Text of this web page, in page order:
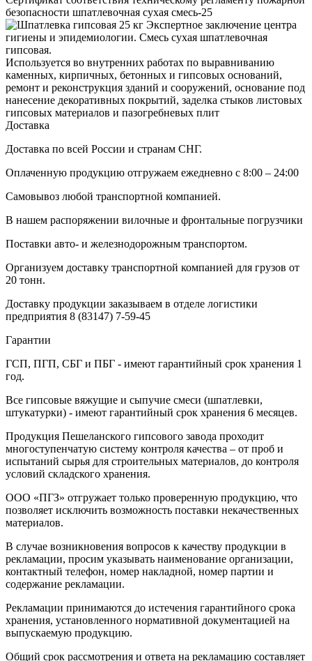
безопасности шпатлевочная сухая смесь-25
Экспертное заключение центра
гигиены и эпидемиологии. Смесь сухая шпатлевочная
гипсовая.
Используется во внутренних работах по выравниванию
каменных, кирпичных, бетонных и гипсовых оснований,
ремонт и реконструкция зданий и сооружений, основание под
нанесение декоративных покрытий, заделка стыков листовых
гипсовых материалов и пазогребневых плит
Доставка
Доставка по всей России и странам СНГ.
Оплаченную продукцию отгружаем ежедневно с 8:00 – 24:00
Самовывоз любой транспортной компанией.
В нашем распоряжении вилочные и фронтальные погрузчики
Поставки авто- и железнодорожным транспортом.
Организуем доставку транспортной компанией для грузов от
20 тонн.
Доставку продукции заказываем в отделе логистики
предприятия 8 (83147) 7-59-45
Гарантии
ГСП, ПГП, СБГ и ПБГ - имеют гарантийный срок хранения 1
год.
Все гипсовые вяжущие и сыпучие смеси (шпатлевки,
штукатурки) - имеют гарантийный срок хранения 6 месяцев.
Продукция Пешеланского гипсового завода проходит
многоступенчатую систему контроля качества – от проб и
испытаний сырья для строительных материалов, до контроля
условий складского хранения.
ООО «ПГЗ» отгружает только проверенную продукцию, что
позволяет исключить возможность поставки некачественных
материалов.
В случае возникновения вопросов к качеству продукции в
рекламации, просим указывать наименование организации,
контактный телефон, номер накладной, номер партии и
содержание рекламации.
Рекламации принимаются до истечения гарантийного срока
хранения, установленного нормативной документацией на
выпускаемую продукцию.
Общий срок рассмотрения и ответа на рекламацию составляет